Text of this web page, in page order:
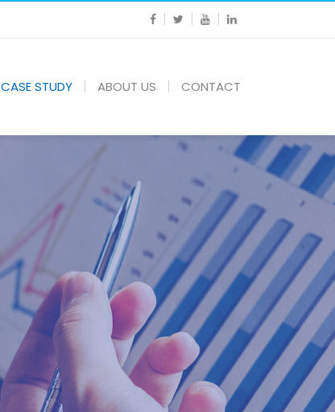
CASE STUDY ABOUT US CONTACT